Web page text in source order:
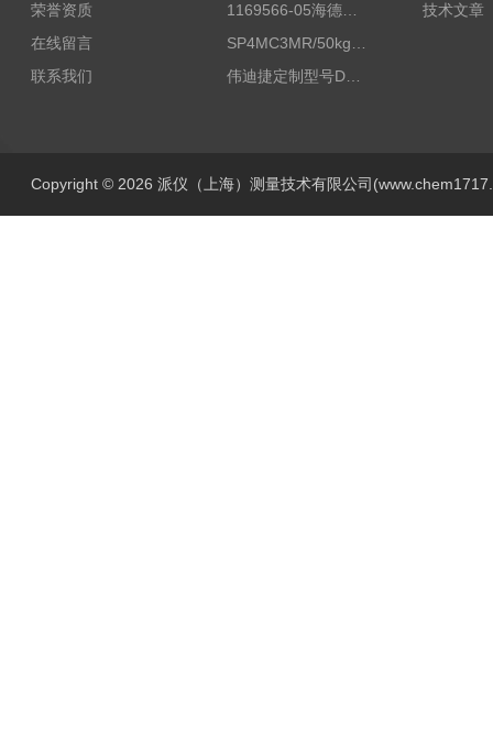
荣誉资质
在线留言
联系我们
1169566-05海德汉西门子编码器现货
伟迪捷定制型号DHM506-5000-002
技术文章
Copyright © 2026 派仪（上海）测量技术有限公司